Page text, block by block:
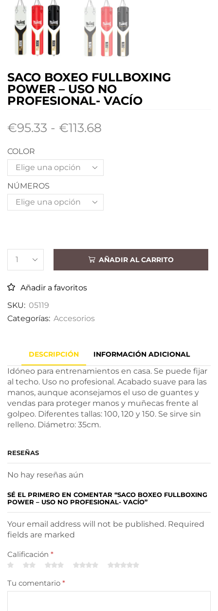
SACO BOXEO FULLBOXING
POWER – USO NO
PROFESIONAL- VACÍO
€95.33 - €113.68
COLOR
NÚMEROS
AÑADIR AL CARRITO
Añadir a favoritos
SKU: 05119
Categorías: Accesorios
DESCRIPCIÓN INFORMACIÓN ADICIONAL
Idóneo para entrenamientos en casa. Se puede fijar
al techo. Uso no profesional. Acabado suave para las
manos, aunque aconsejamos el uso de guantes y
vendas para proteger manos y muñecas frente al
golpeo. Diferentes tallas: 100, 120 y 150. Se sirve sin
relleno. Diámetro: 35cm.
RESEÑAS
No hay reseñas aún
SÉ EL PRIMERO EN COMENTAR “SACO BOXEO FULLBOXING
POWER – USO NO PROFESIONAL- VACÍO”
Your email address will not be published. Required
fields are marked
Calificación *
Tu comentario *